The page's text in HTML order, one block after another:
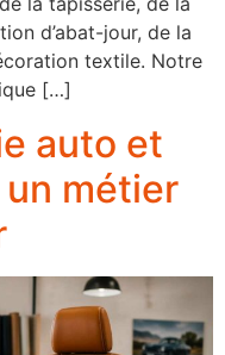
d’abat-jour, de la
textile. Notre
[…]
auto et
métier